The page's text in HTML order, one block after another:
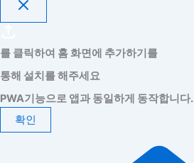
를 클릭하여 홈 화면에 추가하기를
통해 설치를 해주세요
PWA기능으로 앱과 동일하게 동작합니다.
확인